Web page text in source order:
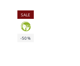
SALE
GREEN
-50%